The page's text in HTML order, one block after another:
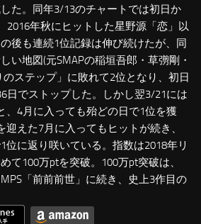
た。同年3/13のチャートでは初日か
2016年秋にヒットした星野源「恋」以
後も連続1位記録は伸び続けたが、同
い地図(元SMAPの稲垣吾郎・草彅剛・
ステップ」に敗れて2位となり、初日
日でストップした。しかし翌3/21には
、4月に入っても殆どの日で1位を獲
えた7月に入ってもヒットが続き、
位に返り咲いている。指数は2018年リ
て100万ptを突破。100万pt突破は、
「前前前世」に続き、史上3作目の